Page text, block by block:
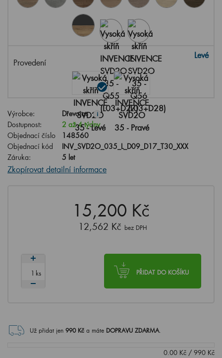
Provedení
Levé
Výrobce: Dřevojas i
Dostupnost:
2 až 4 týdny
Objednací číslo
148560
Objednací kód
INV_SVD2O_035_L_D09_D17_T30_XXX
Záruka:
5 let
Zkopírovat detailní informace
15,200 Kč
12,562 Kč
PŘIDAT DO KOŠÍKU